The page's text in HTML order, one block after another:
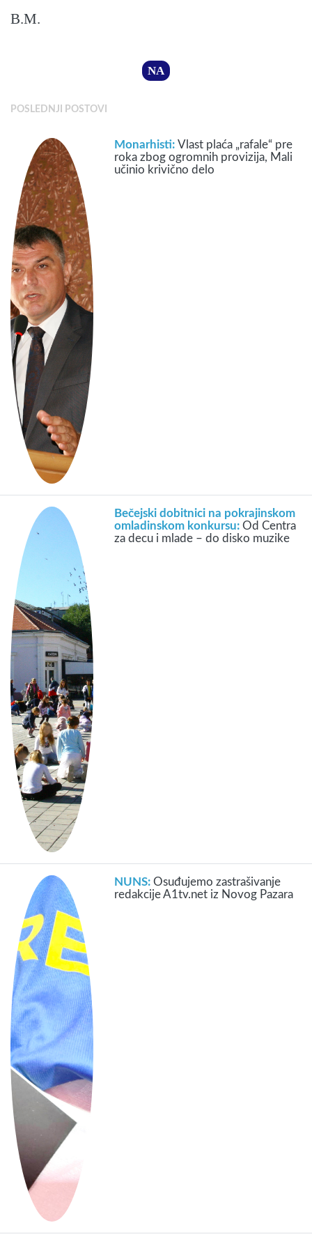
B.M.
NA
POSLEDNJI POSTOVI
Monarhisti:Vlast plaća „rafale“ pre
roka zbog ogromnih provizija, Mali
učinio krivično delo
Bečejski dobitnici na pokrajinskom
omladinskom konkursu:Od Centra
za decu i mlade – do disko muzike
NUNS:Osuđujemo zastrašivanje
redakcije A1tv.net iz Novog Pazara